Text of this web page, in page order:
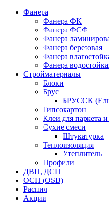
Фанера
Фанера ФК
Фанера ФСФ
Фанера
Фанера березовая
Фанера
Фанера
Стройматериалы
Блоки
Брус
БРУСОК
Гипсокартон
Клеи для паркета
Сухие смеси
Штукатурка
Теплоизоляция
Утеплитель
Профили
ДВП, ДСП
ОСП (OSB)
Распил
Акции